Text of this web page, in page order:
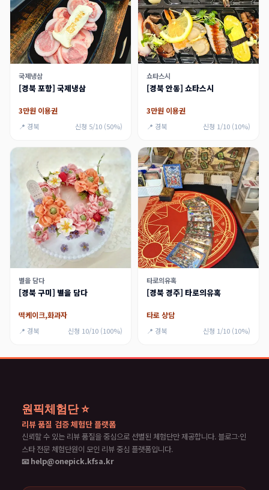
국제냉삼
[경북 포항] 국제냉삼
3만원 이용권
📍 경북 신청 5/10 (50%)
쇼타스시
[경북 안동] 쇼타스시
3만원 이용권
📍 경북 신청 1/10 (10%)
별을 담다
[경북 구미] 별을 담다
떡케이크,화과자
📍 경북 신청 10/10 (100%)
타로의유혹
[경북 경주] 타로의유혹
타로 상담
📍 경북 신청 1/10 (10%)
원픽체험단 ⭐
리뷰 품질 검증 체험단 플랫폼
신뢰할 수 있는 리뷰 품질을 중심으로 선별된 체험단만 제공합니다. 블로그·인
스타 전문 체험단원이 모인 리뷰 중심 플랫폼입니다.
📧 help@onepick.kfsa.kr